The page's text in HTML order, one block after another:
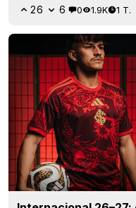
26 6 0 1.9K 1 T.